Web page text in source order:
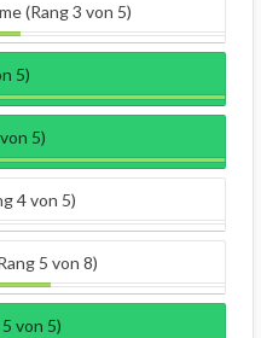
(Rang 3 von 5)
5)
5)
4 von 5)
5 von 8)
von 5)